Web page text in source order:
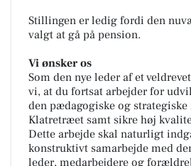
Stillingen er ledig fordi den
valgt at gå på pension.
Vi ønsker os
Som den nye leder af et
vi, at du fortsat arbejder for
den pædagogiske og
Klatretræet samt sikre høj
Dette arbejde skal naturligt
konstruktivt samarbejde med
leder, medarbejdere og